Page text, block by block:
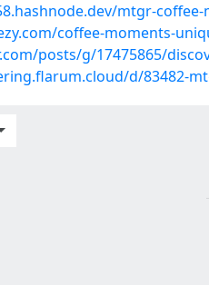
mtgr-
coffee-moments-
posts/g/17475865/
d/83482-